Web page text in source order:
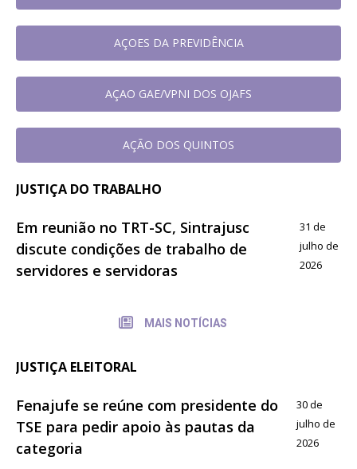
AÇOES DA PREVIDÊNCIA
AÇAO GAE/VPNI DOS OJAFS
AÇÃO DOS QUINTOS
JUSTIÇA DO TRABALHO
Em reunião no TRT-SC, Sintrajusc
discute condições de trabalho de
servidores e servidoras
31 de
julho de
2026
MAIS NOTÍCIAS
JUSTIÇA ELEITORAL
Fenajufe se reúne com presidente do
TSE para pedir apoio às pautas da
categoria
30 de
julho de
2026